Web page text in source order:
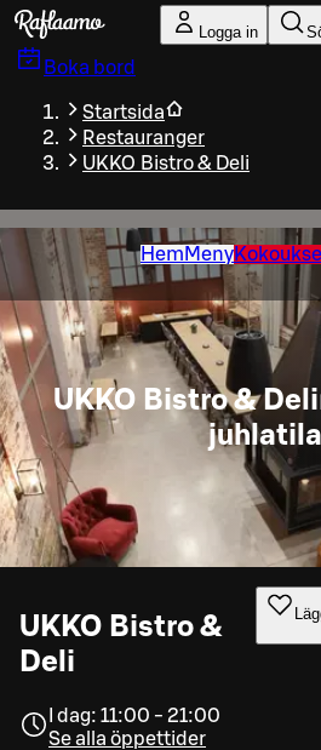
Gå till huvudinnehållet
Logga in
Boka bord
Startsida
Restauranger
UKKO Bistro & Deli
Hem Meny
UKKO Bistro &
UKKO Bistro &
Deli
I dag: 11:00 - 21:00
Se alla öppettider